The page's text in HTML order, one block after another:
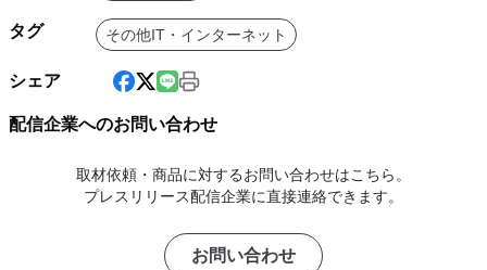
タグ その他IT・インターネット
シェア
配信企業へのお問い合わせ
取材依頼・商品に対するお問い合わせはこちら。
プレスリリース配信企業に直接連絡できます。
お問い合わせ